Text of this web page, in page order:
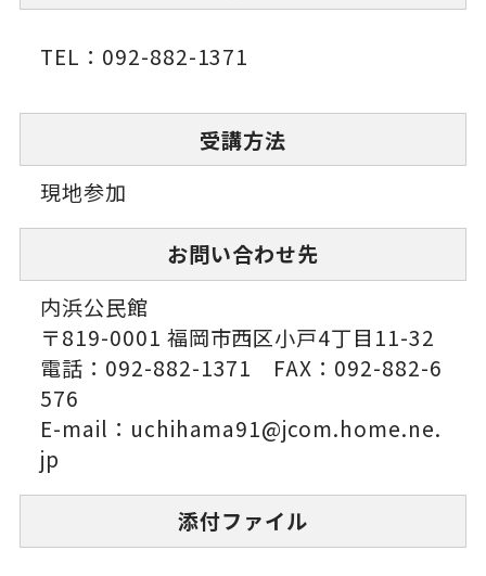
TEL：092-882-1371
受講方法
現地参加
お問い合わせ先
内浜公民館
〒819-0001 福岡市西区小戸4丁目11-32
電話：092-882-1371 FAX：092-882-6
576
E-mail：uchihama91@jcom.home.ne.
jp
添付ファイル